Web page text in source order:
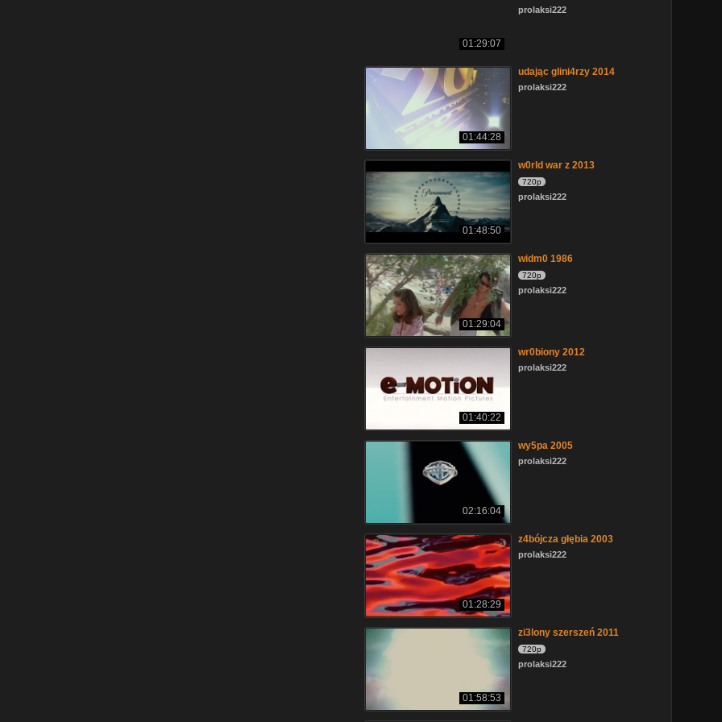
01:29:07
prolaksi222
01:44:28
udając glini4rzy 2014
prolaksi222
01:48:50
w0rld war z 2013
720p
prolaksi222
01:29:04
widm0 1986
720p
prolaksi222
01:40:22
wr0biony 2012
prolaksi222
02:16:04
wy5pa 2005
prolaksi222
01:28:29
z4bójcza głębia 2003
prolaksi222
01:58:53
zi3lony szerszeń 2011
720p
prolaksi222